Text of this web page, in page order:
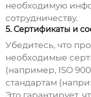
необходимую
сотрудничеству.
5. Сертификаты и
Убедитесь, что
необходимые
(например, ISO
стандартам